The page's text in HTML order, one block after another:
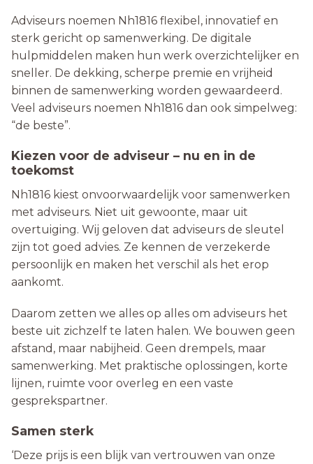
Adviseurs noemen Nh1816 flexibel, innovatief en
sterk gericht op samenwerking. De digitale
hulpmiddelen maken hun werk overzichtelijker en
sneller. De dekking, scherpe premie en vrijheid
binnen de samenwerking worden gewaardeerd.
Veel adviseurs noemen Nh1816 dan ook simpelweg:
“de beste”.
Kiezen voor de adviseur – nu en in de
toekomst
Nh1816 kiest onvoorwaardelijk voor samenwerken
met adviseurs. Niet uit gewoonte, maar uit
overtuiging. Wij geloven dat adviseurs de sleutel
zijn tot goed advies. Ze kennen de verzekerde
persoonlijk en maken het verschil als het erop
aankomt.
Daarom zetten we alles op alles om adviseurs het
beste uit zichzelf te laten halen. We bouwen geen
afstand, maar nabijheid. Geen drempels, maar
samenwerking. Met praktische oplossingen, korte
lijnen, ruimte voor overleg en een vaste
gesprekspartner.
Samen sterk
‘Deze prijs is een blijk van vertrouwen van onze